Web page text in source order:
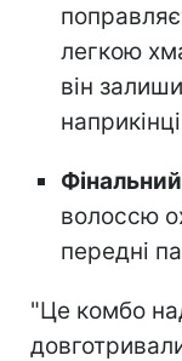
легкою
він
волоссю
передні
"Це комбо